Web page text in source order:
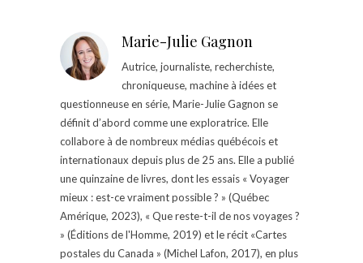
Marie-Julie Gagnon
Autrice, journaliste, recherchiste,
chroniqueuse, machine à idées et
questionneuse en série, Marie-Julie Gagnon se
définit d’abord comme une exploratrice. Elle
collabore à de nombreux médias québécois et
internationaux depuis plus de 25 ans. Elle a publié
une quinzaine de livres, dont les essais « Voyager
mieux : est-ce vraiment possible ? » (Québec
Amérique, 2023), « Que reste-t-il de nos voyages ?
» (Éditions de l'Homme, 2019) et le récit «Cartes
postales du Canada » (Michel Lafon, 2017), en plus